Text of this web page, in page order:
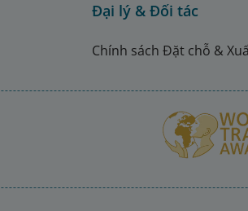
Đại lý & Đối tác
Chính sách Đặt chỗ &